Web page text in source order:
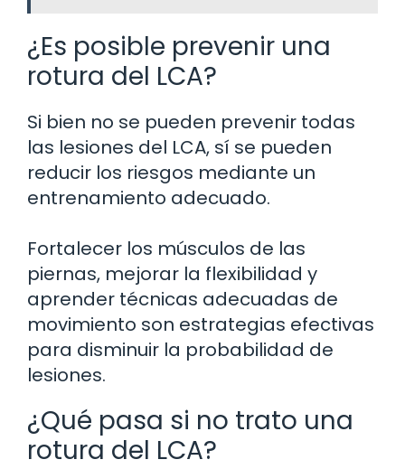
¿Es posible prevenir una
rotura del LCA?
Si bien no se pueden prevenir todas
las lesiones del LCA, sí se pueden
reducir los riesgos mediante un
entrenamiento adecuado.
Fortalecer los músculos de las
piernas, mejorar la flexibilidad y
aprender técnicas adecuadas de
movimiento son estrategias efectivas
para disminuir la probabilidad de
lesiones.
¿Qué pasa si no trato una
rotura del LCA?